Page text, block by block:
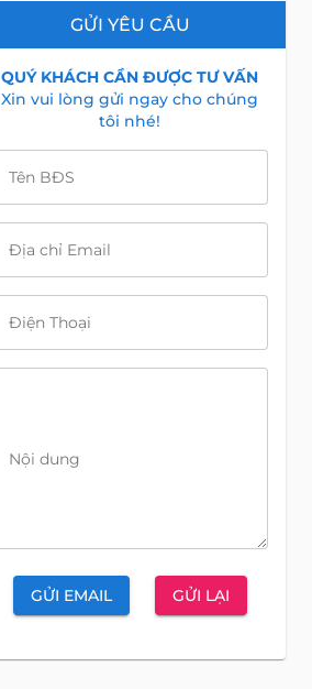
GỬI YÊU CẦU
QUÝ KHÁCH CẦN ĐƯỢC TƯ VẤN
Xin vui lòng gửi ngay cho chúng
tôi nhé!
Tên BĐS
Địa chỉ Email
Điện Thoại
Nội dung
GỬI EMAIL GỬI LẠI